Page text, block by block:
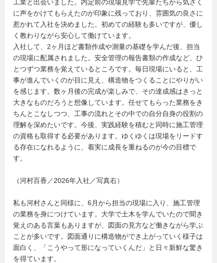
工業と出会いました。内定前の現場見学で先輩たちから気さく
に声をかけてもらえたのが印象に残っており、雰囲気の良さに
惹かれて入社を決めました。初めての経験も多いですが、優し
く教わりながら安心して働けています。
入社して、2ヶ月ほど書類作成や測量の基礎を学んだ後、担当
の現場に配属されました。安全管理の報告書類の作成など、ひ
とつずつ業務を覚えているところです。毎日現場にいると、工
事が進んでいくのが目に見え、構造物をつくることにやりがい
を感じます。数ヶ月後の完成が楽しみで、その達成感はきっと
大きなものだろうと想像しています。任せてもらった業務をき
ちんとこなしつつ、工事の流れとその中での自分自身の役割の
理解を深めたいです。今後、実践経験を積むと同時に施工管理
の資格も取得する必要があります。ゆくゆくは現場をリードす
る存在になれるように、着実に成長を重ねるのが今の目標で
す。
（河村百香／2026年入社／写真右）
私も河村さんと同様に、6月から担当の現場に入り、施工管理
の業務を身につけています。大学で土木を学んでいたので聞き
覚えのある言葉もありますが、図面の見方など働きながら学ぶ
ことが多いです。図面通りに構造物ができ上がっていく様子は
面白く、「こうやって形になっていくんだ」と日々新鮮な驚き
を得ています。